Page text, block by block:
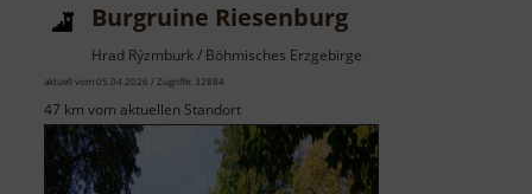
Burgruine Riesenburg
Hrad Rýzmburk / Böhmisches Erzgebirge
aktuell vom 05.04.2026 / Zugriffe: 32884
47 km vom aktuellen Standort